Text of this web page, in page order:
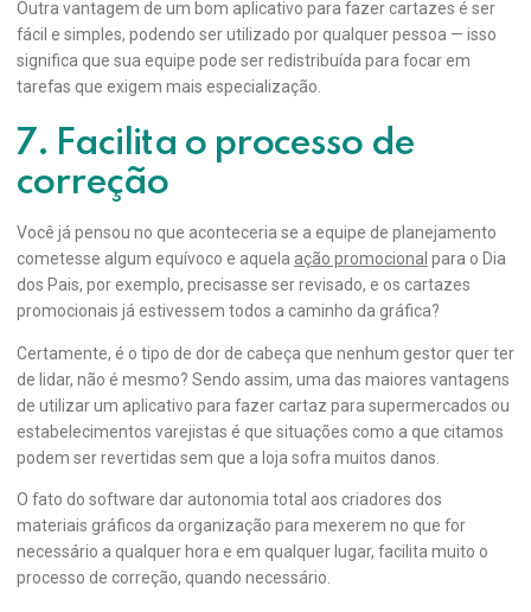
Outra vantagem de um bom aplicativo para fazer cartazes é ser
fácil e simples, podendo ser utilizado por qualquer pessoa — isso
significa que sua equipe pode ser redistribuída para focar em
tarefas que exigem mais especialização.
7. Facilita o processo de
correção
Você já pensou no que aconteceria se a equipe de planejamento
cometesse algum equívoco e aquela ação promocional para o Dia
dos Pais, por exemplo, precisasse ser revisado, e os cartazes
promocionais já estivessem todos a caminho da gráfica?
Certamente, é o tipo de dor de cabeça que nenhum gestor quer ter
de lidar, não é mesmo? Sendo assim, uma das maiores vantagens
de utilizar um aplicativo para fazer cartaz para supermercados ou
estabelecimentos varejistas é que situações como a que citamos
podem ser revertidas sem que a loja sofra muitos danos.
O fato do software dar autonomia total aos criadores dos
materiais gráficos da organização para mexerem no que for
necessário a qualquer hora e em qualquer lugar, facilita muito o
processo de correção, quando necessário.